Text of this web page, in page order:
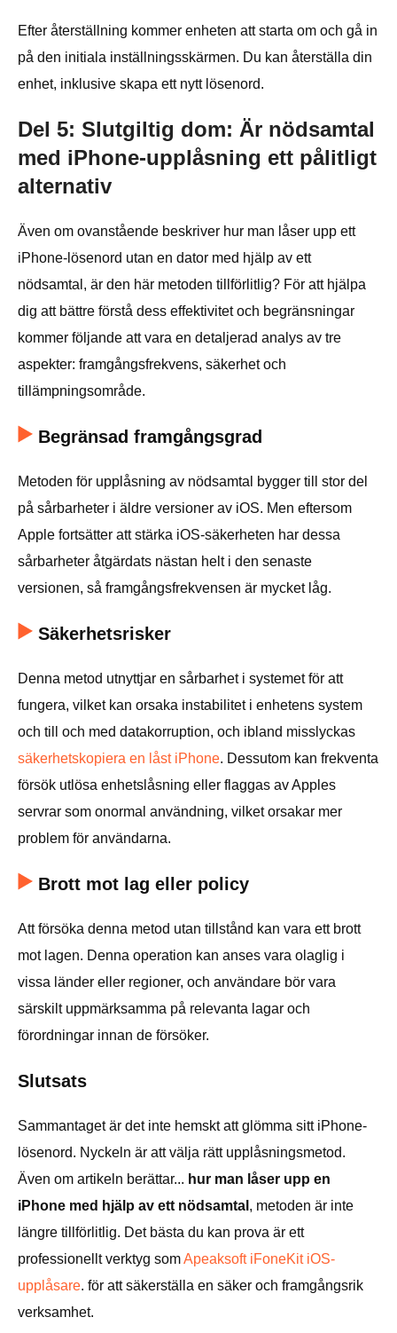
Efter återställning kommer enheten att starta om och gå in
på den initiala inställningsskärmen. Du kan återställa din
enhet, inklusive skapa ett nytt lösenord.
Del 5: Slutgiltig dom: Är nödsamtal
med iPhone-upplåsning ett pålitligt
alternativ
Även om ovanstående beskriver hur man låser upp ett
iPhone-lösenord utan en dator med hjälp av ett
nödsamtal, är den här metoden tillförlitlig? För att hjälpa
dig att bättre förstå dess effektivitet och begränsningar
kommer följande att vara en detaljerad analys av tre
aspekter: framgångsfrekvens, säkerhet och
tillämpningsområde.
Begränsad framgångsgrad
Metoden för upplåsning av nödsamtal bygger till stor del
på sårbarheter i äldre versioner av iOS. Men eftersom
Apple fortsätter att stärka iOS-säkerheten har dessa
sårbarheter åtgärdats nästan helt i den senaste
versionen, så framgångsfrekvensen är mycket låg.
Säkerhetsrisker
Denna metod utnyttjar en sårbarhet i systemet för att
fungera, vilket kan orsaka instabilitet i enhetens system
och till och med datakorruption, och ibland misslyckas
säkerhetskopiera en låst iPhone. Dessutom kan frekventa
försök utlösa enhetslåsning eller flaggas av Apples
servrar som onormal användning, vilket orsakar mer
problem för användarna.
Brott mot lag eller policy
Att försöka denna metod utan tillstånd kan vara ett brott
mot lagen. Denna operation kan anses vara olaglig i
vissa länder eller regioner, och användare bör vara
särskilt uppmärksamma på relevanta lagar och
förordningar innan de försöker.
Slutsats
Sammantaget är det inte hemskt att glömma sitt iPhone-
lösenord. Nyckeln är att välja rätt upplåsningsmetod.
Även om artikeln berättar... hur man låser upp en
iPhone med hjälp av ett nödsamtal , metoden är inte
längre tillförlitlig. Det bästa du kan prova är ett
professionellt verktyg somApeaksoft iFoneKit iOS-
upplåsare. för att säkerställa en säker och framgångsrik
verksamhet.